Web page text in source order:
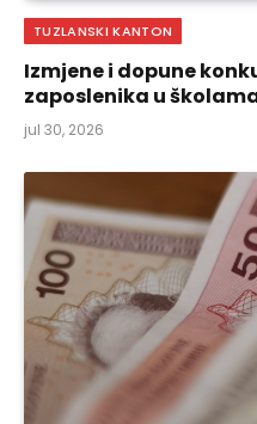
TUZLANSKI KANTON
Izmjene i dopune
zaposlenika u
jul 30, 2026